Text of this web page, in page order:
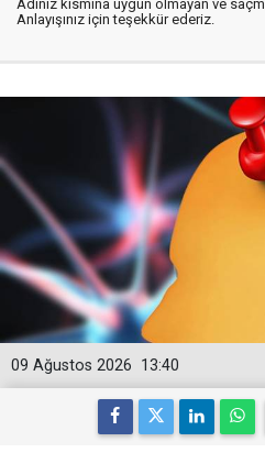
Adınız kısmına uygun olmayan ve
Anlayışınız için teşekkür ederiz.
13:40
09 Ağustos 2026